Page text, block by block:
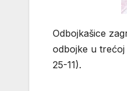
Odbojkašice
odbojke u trećoj
25-11).